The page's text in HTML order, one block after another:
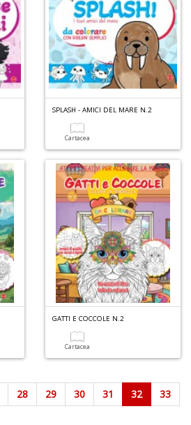
SPLASH - AMICI DEL MARE N.2
Cartacea
GATTI E COCCOLE N.2
Cartacea
28 29 30 31 32
33